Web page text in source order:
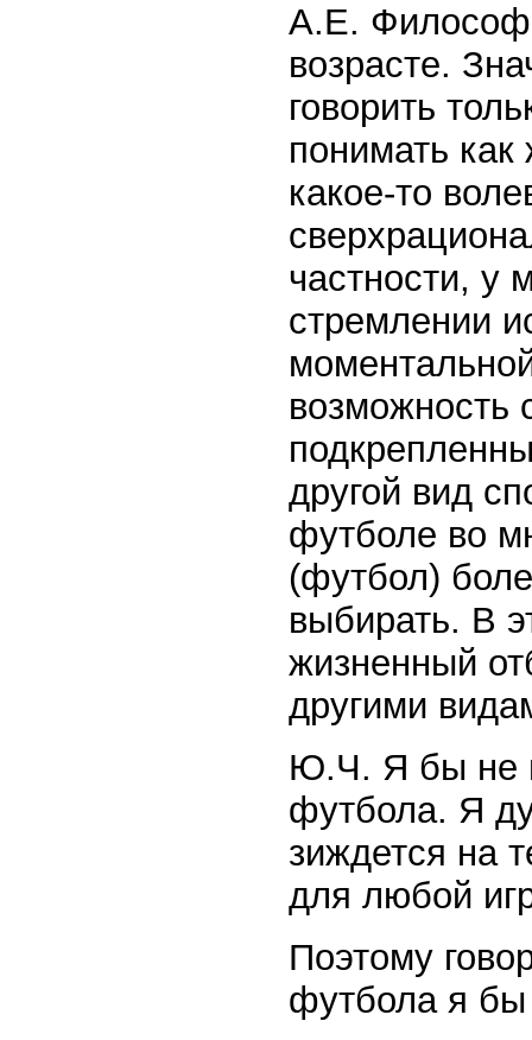
А.Е.
возрасте.
говорить
понимать
какое-то
частности, у
стремлении
возможность
другой вид
футболе во
(футбол)
выбирать. В
жизненный
другими
Ю.Ч. Я бы не
футбола. Я
зиждется на
для любой
Поэтому
футбола я бы